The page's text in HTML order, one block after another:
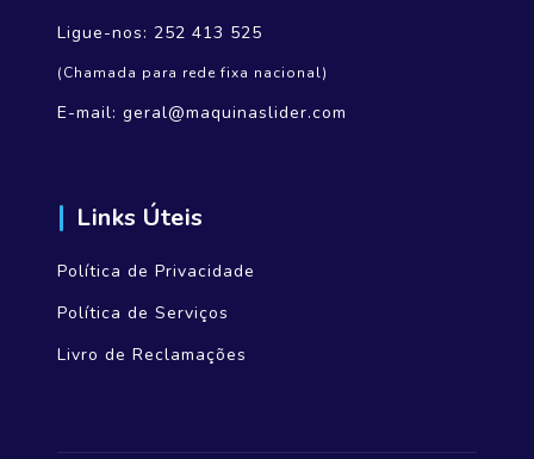
Ligue-nos: 252 413 525
(Chamada para rede fixa nacional)
E-mail: geral@maquinaslider.com
Links Úteis
Política de Privacidade
Política de Serviços
Livro de Reclamações